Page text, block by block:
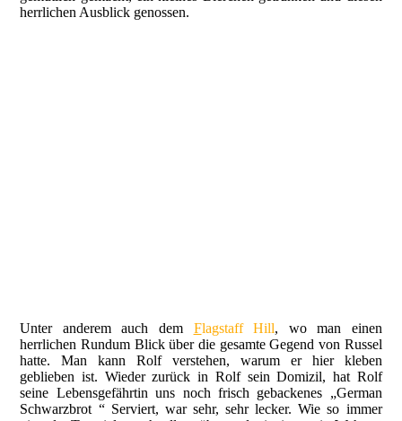
herrlichen Ausblick genossen.
Unter anderem auch dem
Flagstaff Hill, wo man einen
herrlichen Rundum Blick über die gesamte Gegend von Russel
hatte. Man kann Rolf verstehen, warum er hier kleben
geblieben ist. Wieder zurück in Rolf sein Domizil, hat Rolf
seine Lebensgefährtin uns noch frisch gebackenes „German
Schwarzbrot “ Serviert, war sehr, sehr lecker. Wie so immer